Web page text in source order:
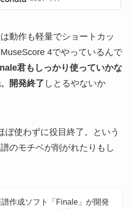
動作も軽量でショートカッ
4でやっているんで
君もしっかり使っていかな
開発終了 しとるやないか
ぼ使わずに役目終了。という
のモチベが削がれたりもし
譜作成ソフト「Finale」が開発